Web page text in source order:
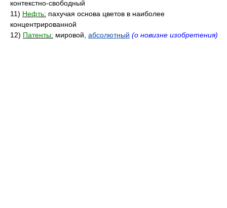
контекстно-свободный
11) Нефть: пахучая основа цветов в наиболее
концентрированной
12) Патенты: мировой, абсолютный (о новизне изобретения)